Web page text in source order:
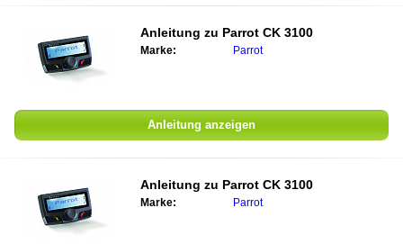
Anleitung zu Parrot CK 3100
Marke: Parrot
Anleitung anzeigen
Anleitung zu Parrot CK 3100
Marke: Parrot